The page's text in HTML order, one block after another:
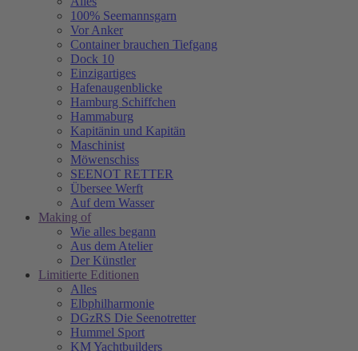
100% Seemannsgarn
Vor Anker
Container brauchen Tiefgang
Dock 10
Einzigartiges
Hafenaugen­blicke
Hamburg Schiffchen
Hammaburg
Kapitänin und Kapitän
Maschinist
Möwenschiss
SEENOT RETTER
Übersee Werft
Auf dem Wasser
Making of
Wie alles begann
Aus dem Atelier
Der Künstler
Limitierte Editionen
Alles
Elbphilharmonie
DGzRS Die Seenotretter
Hummel Sport
KM Yachtbuilders